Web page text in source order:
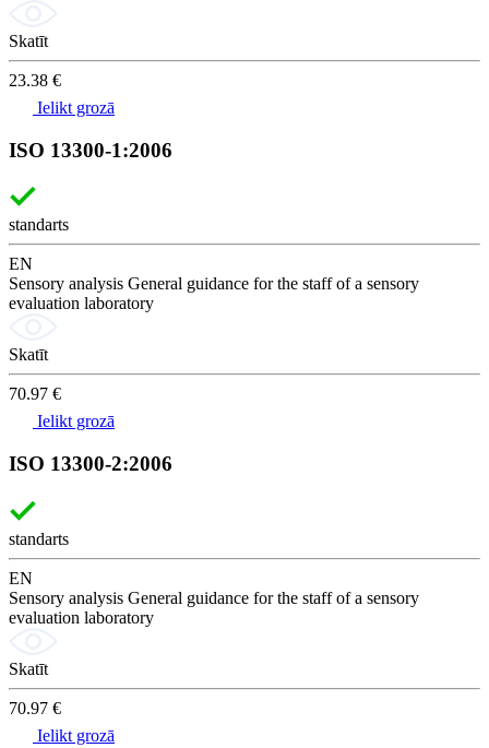
Skatīt
23.38 €
Ielikt grozā
ISO 13300-1:2006
standarts
EN
Sensory analysis General guidance for the staff of a sensory
evaluation laboratory
Skatīt
70.97 €
Ielikt grozā
ISO 13300-2:2006
standarts
EN
Sensory analysis General guidance for the staff of a sensory
evaluation laboratory
Skatīt
70.97 €
Ielikt grozā